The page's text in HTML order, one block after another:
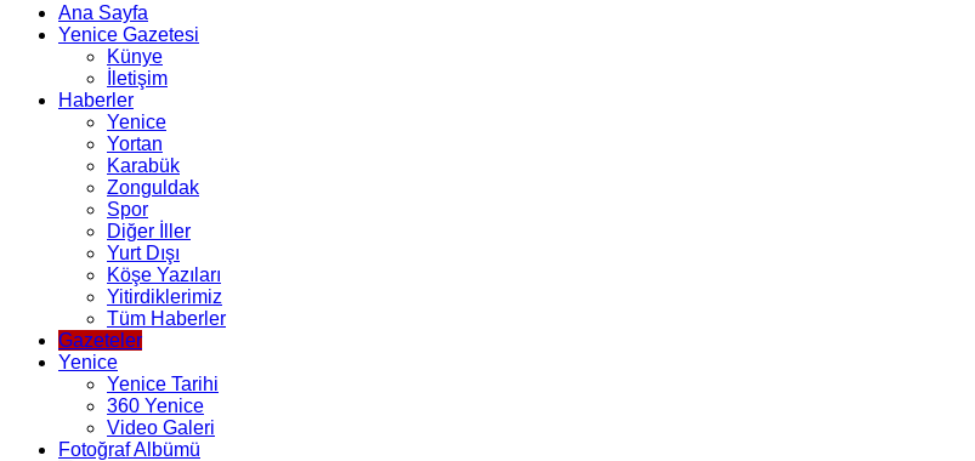
Ana Sayfa
Yenice Gazetesi
Künye
İletişim
Haberler
Yenice
Yortan
Karabük
Zonguldak
Spor
Diğer İller
Yurt Dışı
Köşe Yazıları
Yitirdiklerimiz
Tüm Haberler
Gazeteler
Yenice
Yenice Tarihi
360 Yenice
Video Galeri
Fotoğraf Albümü